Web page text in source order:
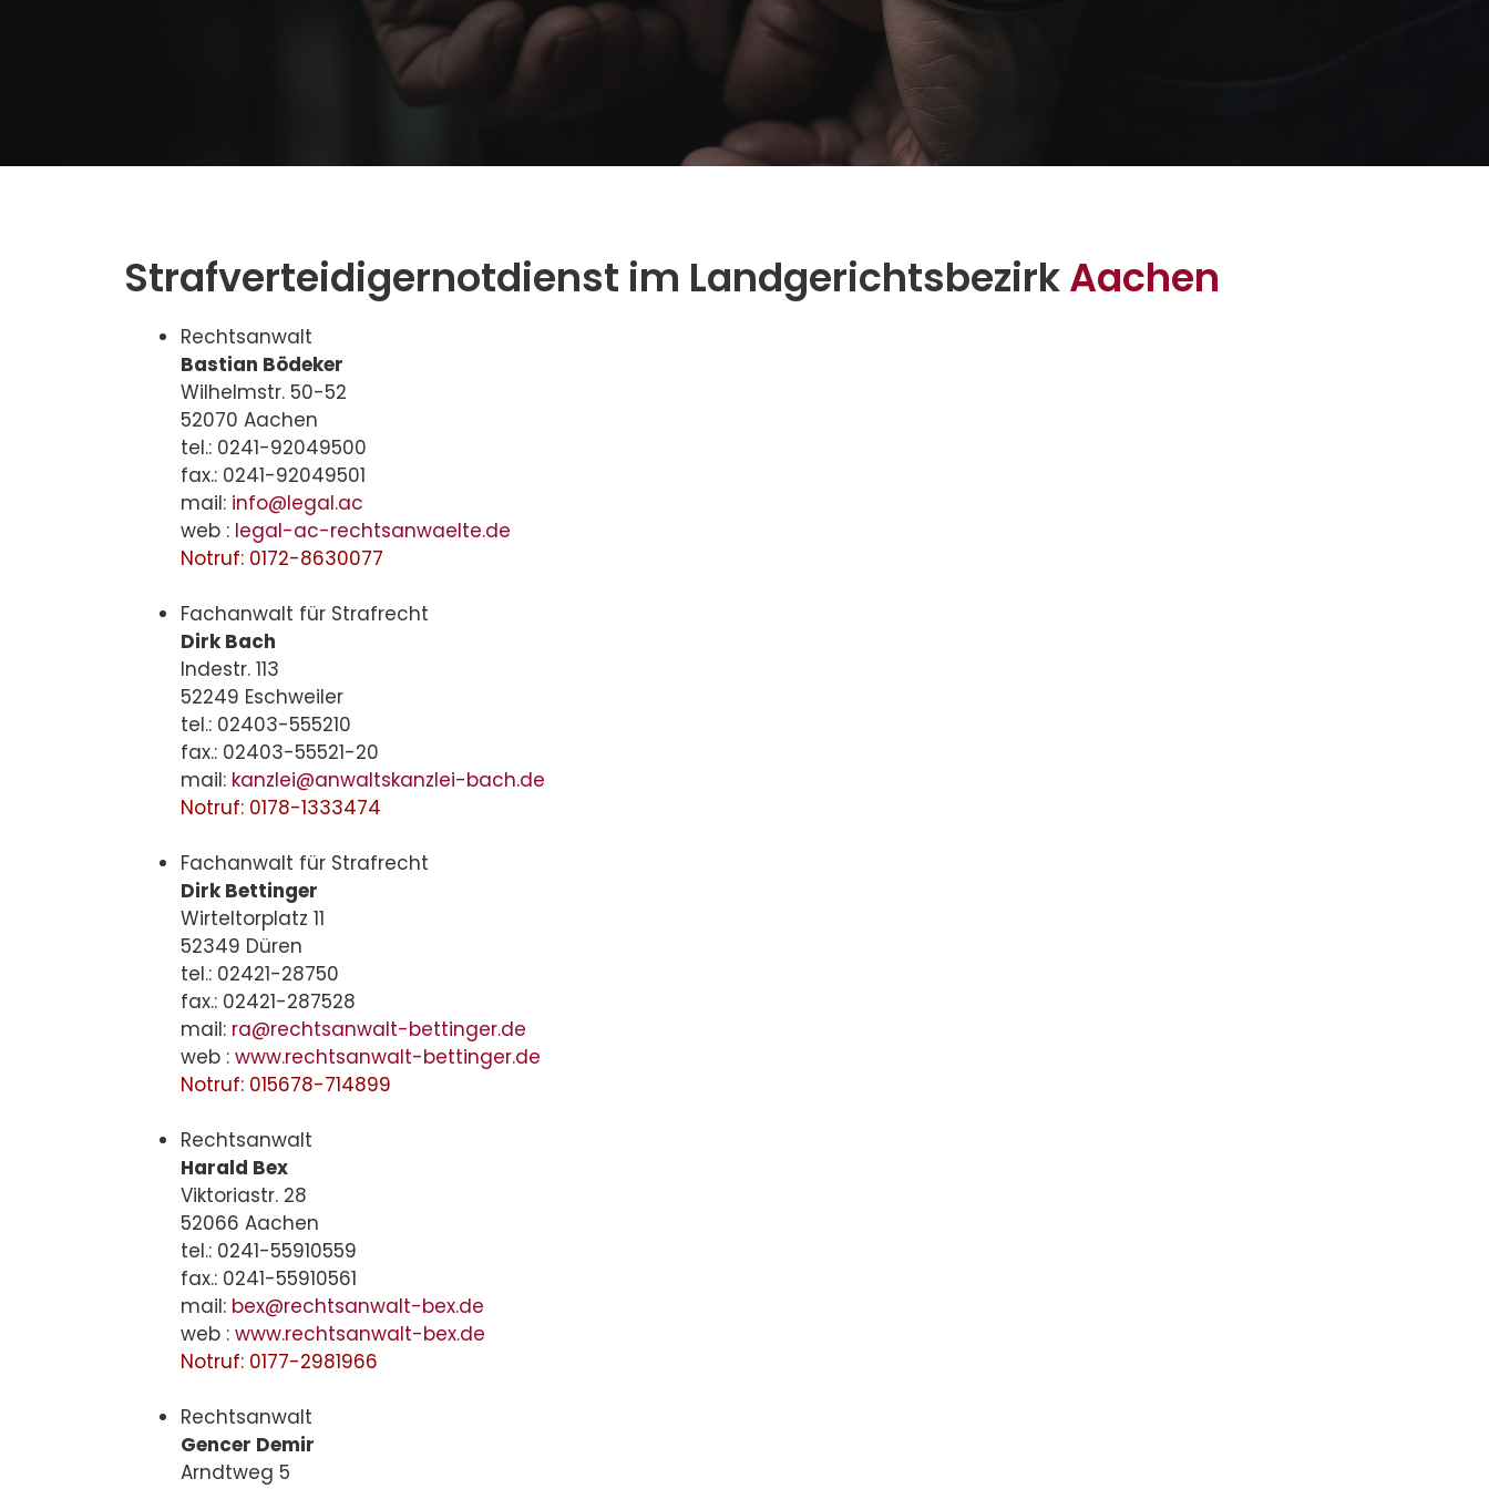
Strafverteidigernotdienst im LandgerichtsbezirkAachen
Rechtsanwalt
Bastian Bödeker
Wilhelmstr. 50-52
52070 Aachen
tel.: 0241-92049500
fax.: 0241-92049501
mail: info@legal.ac
web : legal-ac-rechtsanwaelte.de
Notruf: 0172-8630077
Fachanwalt für Strafrecht
Dirk Bach
Indestr. 113
52249 Eschweiler
tel.: 02403-555210
fax.: 02403-55521-20
mail: kanzlei@anwaltskanzlei-bach.de
Notruf: 0178-1333474
Fachanwalt für Strafrecht
Dirk Bettinger
Wirteltorplatz 11
52349 Düren
tel.: 02421-28750
fax.: 02421-287528
mail: ra@rechtsanwalt-bettinger.de
web : www.rechtsanwalt-bettinger.de
Notruf: 015678-714899
Rechtsanwalt
Harald Bex
Viktoriastr. 28
52066 Aachen
tel.: 0241-55910559
fax.: 0241-55910561
mail: bex@rechtsanwalt-bex.de
web : www.rechtsanwalt-bex.de
Notruf: 0177-2981966
Rechtsanwalt
Gencer Demir
Arndtweg 5